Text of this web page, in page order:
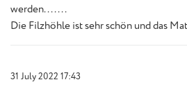
werden.......
Die Filzhöhle ist sehr schön und das
31 July 2022 17:43